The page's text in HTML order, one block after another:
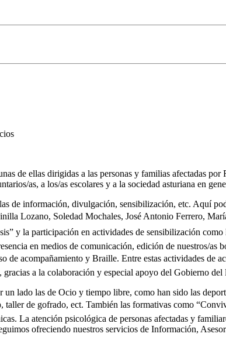
de ellas dirigidas a las personas y familias afectadas por
as, a los/as escolares y a la sociedad asturiana en
de información, divulgación, sensibilización, etc. Aquí­
Lozano, Soledad Mochales, José Antonio Ferrero,
y la participación en actividades de sensibilización como
en medios de comunicación, edición de nuestros/as
acompañamiento y Braille. Entre estas actividades de
a la colaboración y especial apoyo del Gobierno del
lado las de Ocio y tiempo libre, como han sido las
de gofrado, ect. También las formativas como
La atención psicológica de personas afectadas y
ofreciendo nuestros servicios de Información,